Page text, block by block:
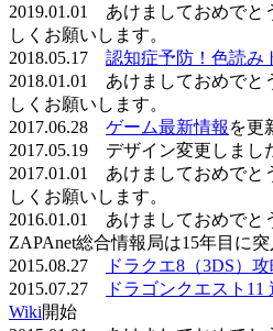
2019.01.01 あけましておめでと
しくお願いします。
2018.05.17 認知症予防！色読み
2018.01.01 あけましておめでと
しくお願いします。
2017.06.28 ゲーム最新情報 を更
2017.05.19 デザイン変更しまし
2017.01.01 あけましておめでと
しくお願いします。
2016.01.01 あけましておめでと
ZAPAnet総合情報局は15年目に突
2015.08.27
ドラクエ8（3DS）
2015.07.27
ドラゴンクエスト
Wiki開始